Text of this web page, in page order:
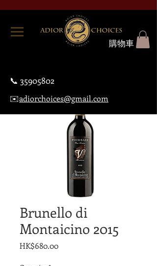
購物車
📞 35905802
✉️adiorchoices@gmail.com
Brunello di
Montaicino 2015
HK$680.00Price